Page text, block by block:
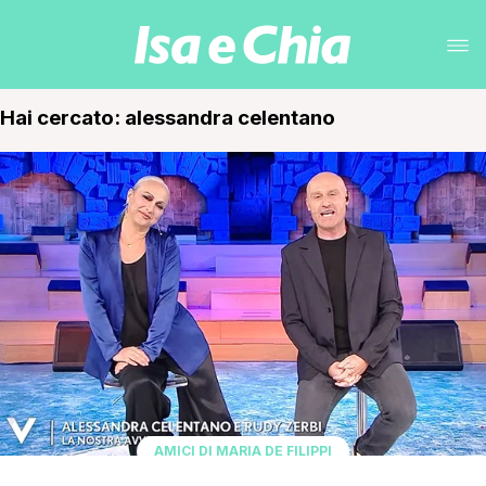
Hai cercato: alessandra celentano
AMICI DI MARIA DE FILIPPI